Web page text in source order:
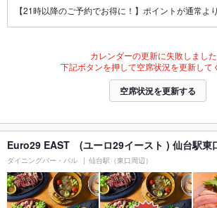
【21時以降のご予約でお得に！】ポイントが通常よ
カレンダーの更新に失敗しました
下記ボタンを押して空席状況を更新して
空席状況を更新する
Euro29 EAST (ユーロ29イースト ) 仙台駅東
ダイニングバー・バル 仙台駅（東口周辺）